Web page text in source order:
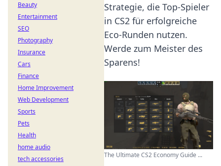
Strategie, die Top-Spieler
in CS2 für erfolgreiche
Eco-Runden nutzen.
Werde zum Meister des
Sparens!
The Ultimate CS2 Economy Guide ...
Beauty
Entertainment
SEO
Photography
Insurance
Cars
Finance
Home Improvement
Web Development
Sports
Pets
Health
home audio
tech accessories